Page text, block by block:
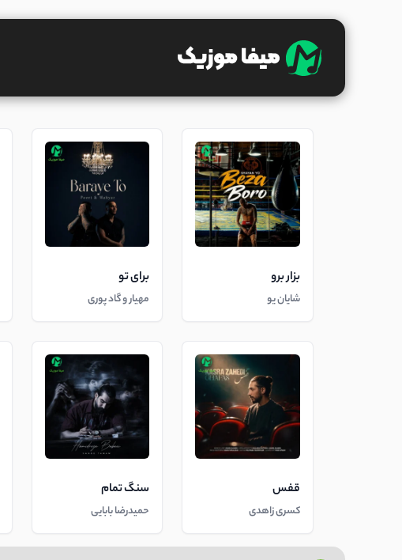
بزار برو
شایان یو
برای تو
مهیار و گاد پوری
قفس
کسری زاهدی
سنگ تمام
حمیدرضا بابایی